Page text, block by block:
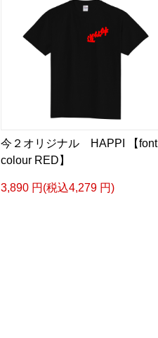
今２オリジナル HAPPI 【font
colour RED】
3,890 円(税込4,279 円)